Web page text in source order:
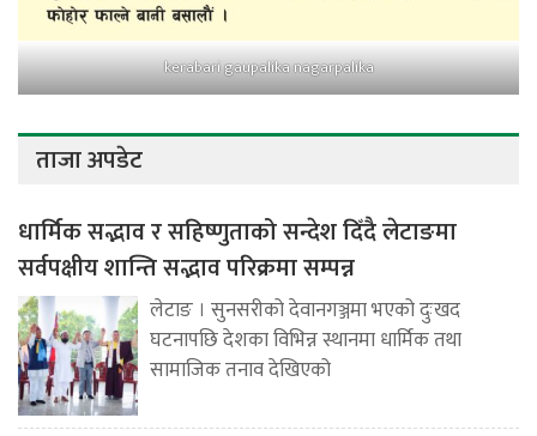
kerabari gaupalika nagarpalika
ताजा अपडेट
धार्मिक सद्भाव र सहिष्णुताको सन्देश दिँदै लेटाङमा
सर्वपक्षीय शान्ति सद्भाव परिक्रमा सम्पन्न
लेटाङ । सुनसरीको देवानगञ्जमा भएको दुःखद
घटनापछि देशका विभिन्न स्थानमा धार्मिक तथा
सामाजिक तनाव देखिएको